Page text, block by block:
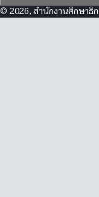
© 2026, สำนักงานศึกษาธิ